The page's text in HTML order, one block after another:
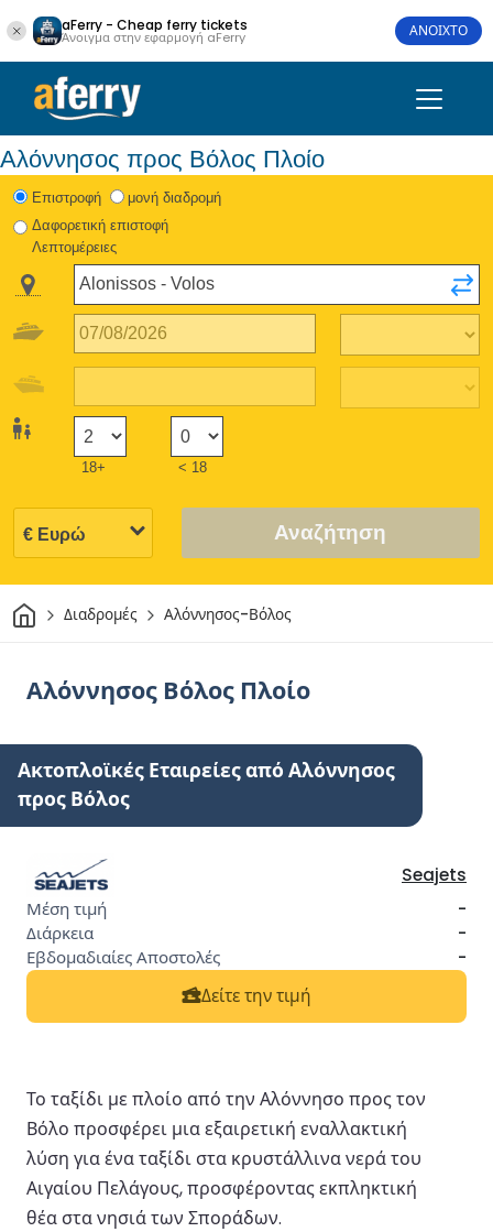
aFerry - Cheap ferry tickets
Άνοιγμα στην εφαρμογή aFerry ΑΝΟΙΧΤΟ
Αλόννησος προς Βόλος Πλοίο
Eπιστροφή
μονή διαδρομή
Δαφορετική επιστοφή
Λεπτομέρειες
18+ < 18
Αναζήτηση
ΣπίτιΔιαδρομές Αλόννησος-Βόλος
Αλόννησος Βόλος Πλοίο
Ακτοπλοϊκές Εταιρείες από Αλόννησος
προς Βόλος
Seajets
-
-
-
Δείτε την τιμή
Το ταξίδι με πλοίο από την Αλόννησο προς τον
Βόλο προσφέρει μια εξαιρετική εναλλακτική
λύση για ένα ταξίδι στα κρυστάλλινα νερά του
Αιγαίου Πελάγους, προσφέροντας εκπληκτική
θέα στα νησιά των Σποράδων.